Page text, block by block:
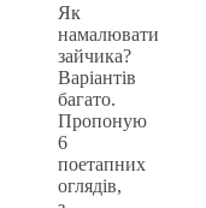
Як
намалювати
зайчика?
Варіантів
багато.
Пропоную
6
поетапних
оглядів,